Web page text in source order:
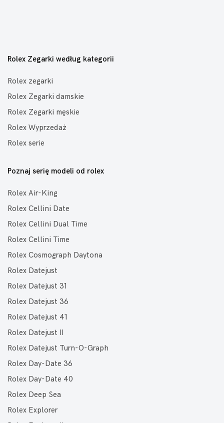
Rolex Zegarki według kategorii
Rolex zegarki
Rolex Zegarki damskie
Rolex Zegarki męskie
Rolex Wyprzedaż
Rolex serie
Poznaj serię modeli od rolex
Rolex Air-King
Rolex Cellini Date
Rolex Cellini Dual Time
Rolex Cellini Time
Rolex Cosmograph Daytona
Rolex Datejust
Rolex Datejust 31
Rolex Datejust 36
Rolex Datejust 41
Rolex Datejust II
Rolex Datejust Turn-O-Graph
Rolex Day-Date 36
Rolex Day-Date 40
Rolex Deep Sea
Rolex Explorer